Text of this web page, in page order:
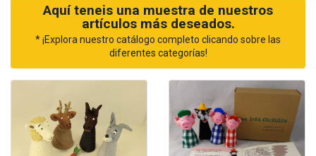
Aquí teneis una muestra de nuestros
artículos más deseados.
* ¡Explora nuestro catálogo completo clicando sobre las
diferentes categorías!